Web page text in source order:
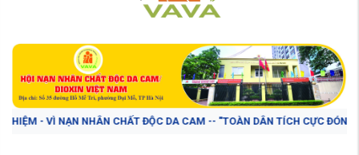
- VÌ NẠN NHÂN CHẤT ĐỘC DA CAM -- "TOÀN DÂN TÍCH CỰC ĐÓNG